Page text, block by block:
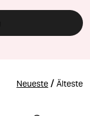
Neueste / Älteste